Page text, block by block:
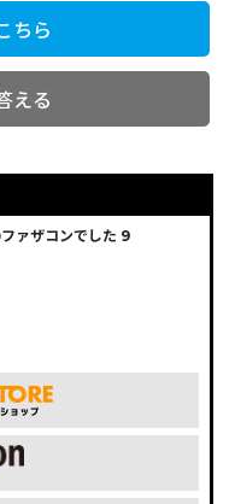
ちら
える
ァザコンでした 9